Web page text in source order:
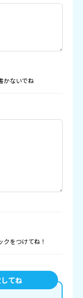
かないでね
をつけてね！
てね